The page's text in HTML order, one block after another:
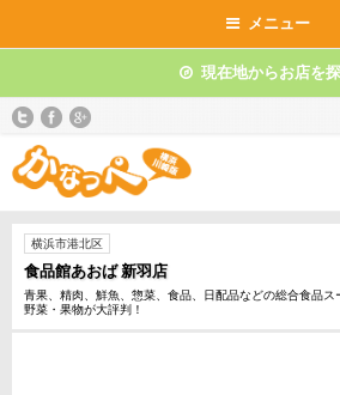
メニュー
現在地からお店を
横浜市港北区
食品館あおば 新羽店
青果、精肉、鮮魚、惣菜、食品、日配品などの総合食品
野菜・果物が大評判！